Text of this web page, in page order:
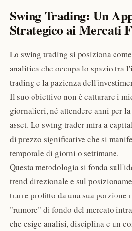
Swing Trading: Un
Strategico ai Mercati
Lo swing trading si posiziona
analitica che occupa lo spazio tra
trading e la pazienza
Il suo obiettivo non è catturare i
giornalieri, né attendere anni per
asset. Lo swing trader mira a
di prezzo significative che si
temporale di giorni o settimane.
Questa metodologia si fonda
trend direzionale e sul
trarre profitto da una sua porzione
"rumore" di fondo del mercato
che esige analisi, disciplina e un